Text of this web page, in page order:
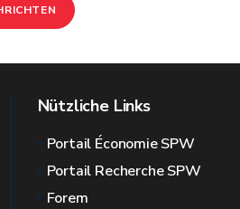
Nützliche Links
Portail Économie SPW
Portail Recherche SPW
Forem